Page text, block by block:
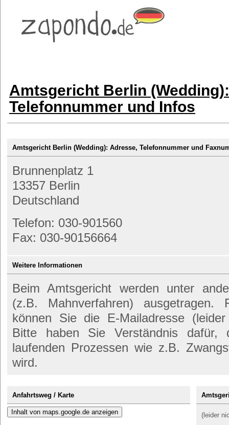
Amtsgericht Berlin
Telefonnummer und Infos
Amtsgericht Berlin (Wedding): Adresse, Telefonnummer und
Brunnenplatz 1
13357 Berlin
Deutschland
Telefon: 030-901560
Fax: 030-90156664
Weitere Informationen
Beim Amtsgericht werden unter
(z.B. Mahnverfahren) ausgetragen.
können Sie die E-Mailadresse
Bitte haben Sie Verständnis dafür,
laufenden Prozessen wie z.B.
wird.
Anfahrtsweg / Karte
Inhalt von maps.google.de anzeigen (leider